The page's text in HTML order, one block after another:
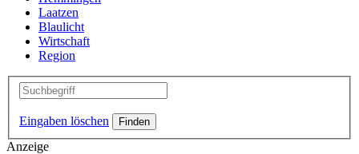
Laatzen
Blaulicht
Wirtschaft
Region
Eingaben löschen
Anzeige